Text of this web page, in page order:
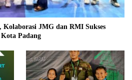
Kolaborasi JMG dan RMI Sukses
Padang